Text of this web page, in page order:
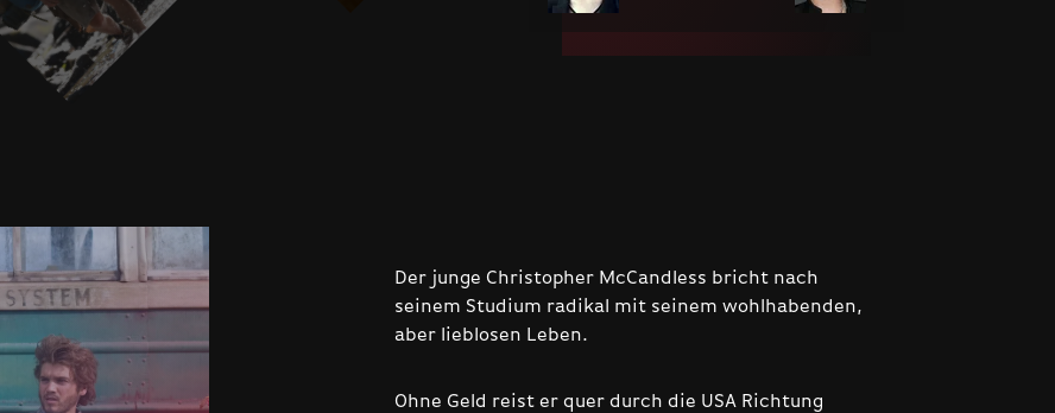
Der junge Christopher McCandless bricht nach
seinem Studium radikal mit seinem wohlhabenden,
aber lieblosen Leben.
Ohne Geld reist er quer durch die USA Richtung